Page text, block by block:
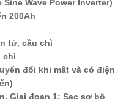
200Ah
tử, cầu chì
chì
đổi khi mất và có điện
Giai đoạn 1: Sạc sơ bộ